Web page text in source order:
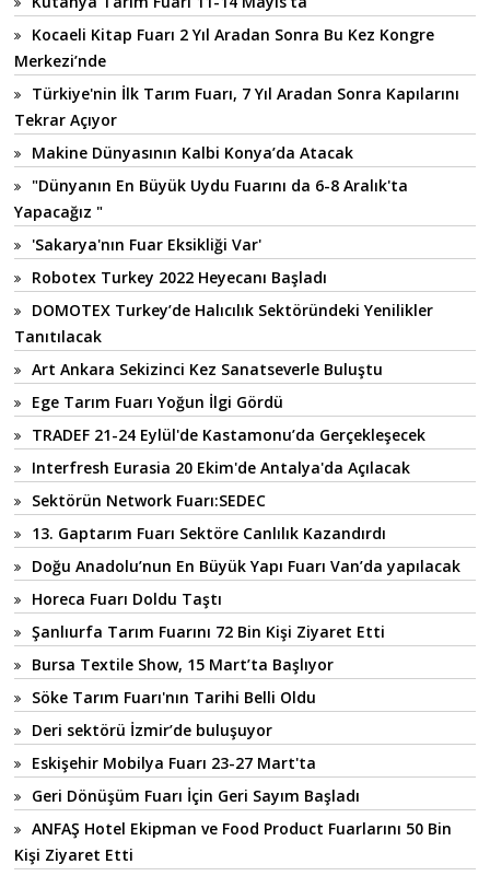
Kocaeli Kitap Fuarı 2 Yıl Aradan Sonra Bu Kez Kongre
Merkezi’nde
Türkiye'nin İlk Tarım Fuarı, 7 Yıl Aradan Sonra Kapılarını
Tekrar Açıyor
Makine Dünyasının Kalbi Konya’da Atacak
"Dünyanın En Büyük Uydu Fuarını da 6-8 Aralık'ta
Yapacağız "
'Sakarya'nın Fuar Eksikliği Var'
Robotex Turkey 2022 Heyecanı Başladı
DOMOTEX Turkey’de Halıcılık Sektöründeki Yenilikler
Tanıtılacak
Art Ankara Sekizinci Kez Sanatseverle Buluştu
Ege Tarım Fuarı Yoğun İlgi Gördü
TRADEF 21-24 Eylül'de Kastamonu’da Gerçekleşecek
Interfresh Eurasia 20 Ekim'de Antalya'da Açılacak
Sektörün Network Fuarı:SEDEC
13. Gaptarım Fuarı Sektöre Canlılık Kazandırdı
Doğu Anadolu’nun En Büyük Yapı Fuarı Van’da yapılacak
Horeca Fuarı Doldu Taştı
Şanlıurfa Tarım Fuarını 72 Bin Kişi Ziyaret Etti
Bursa Textile Show, 15 Mart’ta Başlıyor
Söke Tarım Fuarı'nın Tarihi Belli Oldu
Deri sektörü İzmir’de buluşuyor
Eskişehir Mobilya Fuarı 23-27 Mart'ta
Geri Dönüşüm Fuarı İçin Geri Sayım Başladı
ANFAŞ Hotel Ekipman ve Food Product Fuarlarını 50 Bin
Kişi Ziyaret Etti